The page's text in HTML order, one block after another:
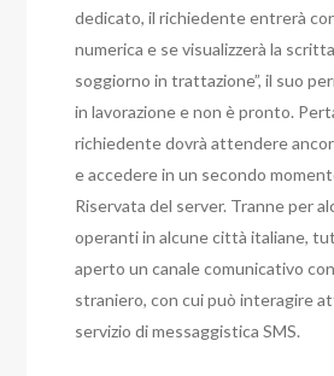
dedicato, il richiedente entrerà
numerica e se visualizzerà la
soggiorno in trattazione”, il suo
in lavorazione e non è pronto.
richiedente dovrà attendere
e accedere in un secondo
Riservata del server. Tranne per
operanti in alcune città italiane,
aperto un canale comunicativo
straniero, con cui può interagire
servizio di messaggistica SMS.